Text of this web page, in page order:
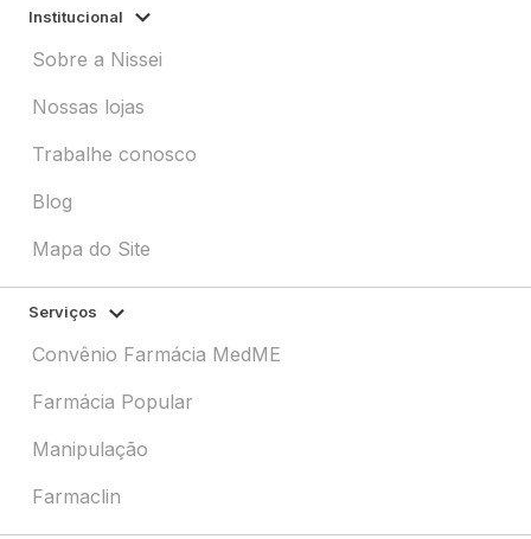
Institucional
Sobre a Nissei
Nossas lojas
Trabalhe conosco
Blog
Mapa do Site
Serviços
Convênio Farmácia MedME
Farmácia Popular
Manipulação
Farmaclin